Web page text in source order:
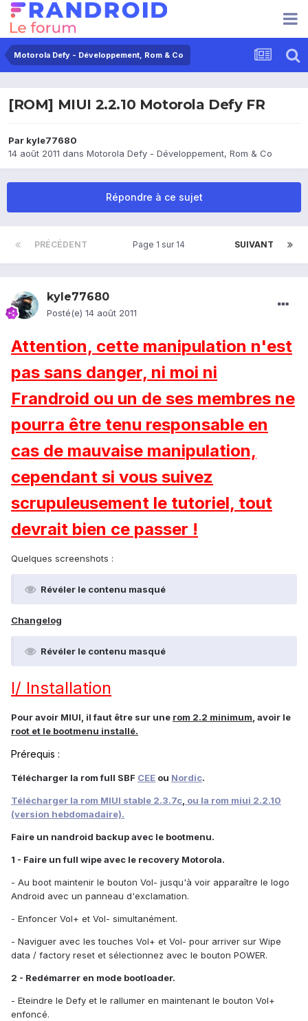
Motorola Defy - Développement, Rom & Co
[ROM] MIUI 2.2.10 Motorola Defy FR
Par kyle77680
14 août 2011 dans Motorola Defy - Développement, Rom & Co
Répondre à ce sujet
PRÉCÉDENT SUIVANT
Page 1 sur 14
kyle77680
Posté(e) 14 août 2011
Attention, cette manipulation n'est
pas sans danger, ni moi ni
Frandroid ou un de ses membres ne
pourra être tenu responsable en
cas de mauvaise manipulation,
cependant si vous suivez
scrupuleusement le tutoriel, tout
devrait bien ce passer !
Quelques screenshots :
Révéler le contenu masqué
Changelog
Révéler le contenu masqué
I/ Installation
Pour avoir MIUI, il faut être sur une rom 2.2 minimum, avoir le
root et le bootmenu installé.
Prérequis :
Télécharger la rom full SBF CEE ou Nordic.
Télécharger la rom MIUI stable 2.3.7c, ou la rom miui 2.2.10
(version hebdomadaire).
Faire un nandroid backup avec le bootmenu.
1 - Faire un full wipe avec le recovery Motorola.
- Au boot maintenir le bouton Vol- jusqu'à voir apparaître le logo
Android avec un panneau d'exclamation.
- Enfoncer Vol+ et Vol- simultanément.
- Naviguer avec les touches Vol+ et Vol- pour arriver sur Wipe
data / factory reset et sélectionnez avec le bouton POWER.
2 - Redémarrer en mode bootloader.
- Eteindre le Defy et le rallumer en maintenant le bouton Vol+
enfoncé.